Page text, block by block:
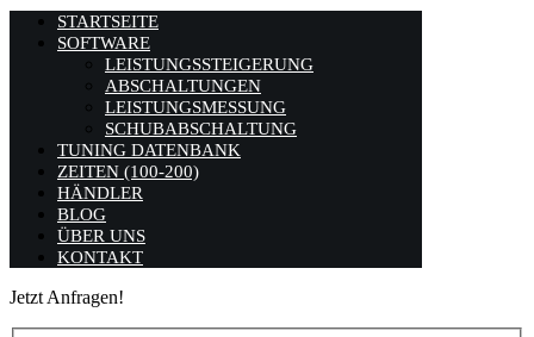
STARTSEITE
SOFTWARE
LEISTUNGSSTEIGERUNG
ABSCHALTUNGEN
LEISTUNGSMESSUNG
SCHUBABSCHALTUNG
TUNING DATENBANK
ZEITEN (100-200)
HÄNDLER
BLOG
ÜBER UNS
KONTAKT
Jetzt Anfragen!